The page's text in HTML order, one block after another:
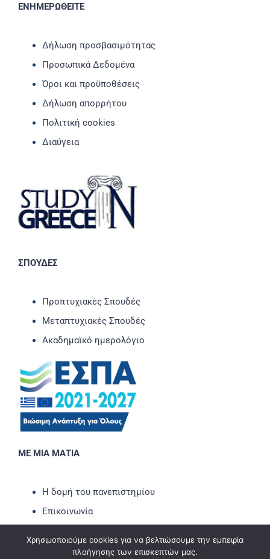
ΕΝΗΜΕΡΩΘΕΙΤΕ
Δήλωση προσβασιμότητας
Προσωπικά Δεδομένα
Όροι και προϋποθέσεις
Δήλωση απορρήτου
Πολιτική cookies
Διαύγεια
ΣΠΟΥΔΕΣ
Προπτυχιακές Σπουδές
Μεταπτυχιακές Σπουδές
Ακαδημαϊκό ημερολόγιο
ΜΕ ΜΙΑ ΜΑΤΙΑ
Η δομή του πανεπιστημίου
Επικοινωνία
Εκδηλώσεις
Χρησιμοποιούμε cookies για να βελτιώσουμε την εμπειρία
πλοήγησης των επισκεπτών μας.